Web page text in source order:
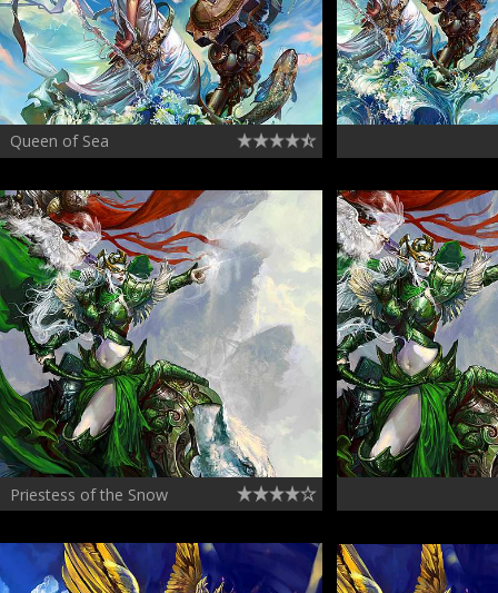
Queen of Sea
Priestess of the Snow